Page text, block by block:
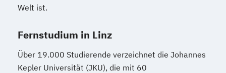
Welt ist.
Fernstudium in Linz
Über 19.000 Studierende verzeichnet die Johannes
Kepler Universität (JKU), die mit 60